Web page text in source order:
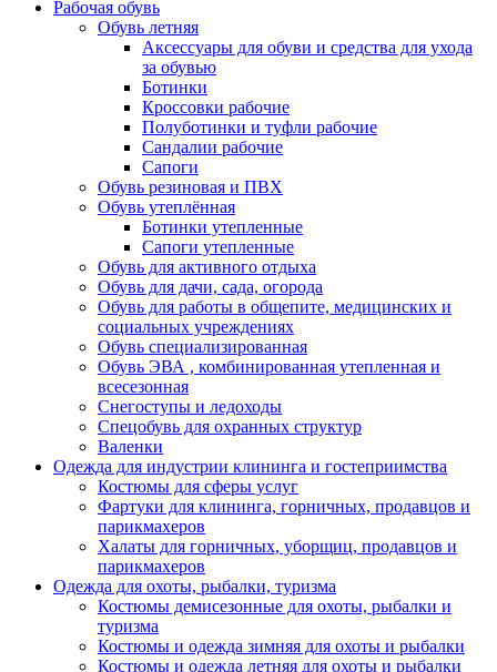
Рабочая обувь
Обувь летняя
Аксессуары для обуви и средства для ухода
за обувью
Ботинки
Кроссовки рабочие
Полуботинки и туфли рабочие
Сандалии рабочие
Сапоги
Обувь резиновая и ПВХ
Обувь утеплённая
Ботинки утепленные
Сапоги утепленные
Обувь для активного отдыха
Обувь для дачи, сада, огорода
Обувь для работы в общепите, медицинских и
социальных учреждениях
Обувь специализированная
Обувь ЭВА , комбинированная утепленная и
всесезонная
Снегоступы и ледоходы
Спецобувь для охранных структур
Валенки
Одежда для индустрии клининга и гостеприимства
Костюмы для сферы услуг
Фартуки для клининга, горничных, продавцов и
парикмахеров
Халаты для горничных, уборщиц, продавцов и
парикмахеров
Одежда для охоты, рыбалки, туризма
Костюмы демисезонные для охоты, рыбалки и
туризма
Костюмы и одежда зимняя для охоты и рыбалки
Костюмы и одежда летняя для охоты и рыбалки